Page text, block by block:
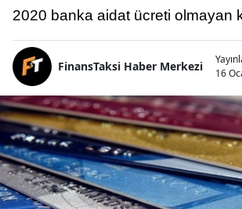
2020 banka aidat ücreti olmayan
FinansTaksi Haber Merkezi
16